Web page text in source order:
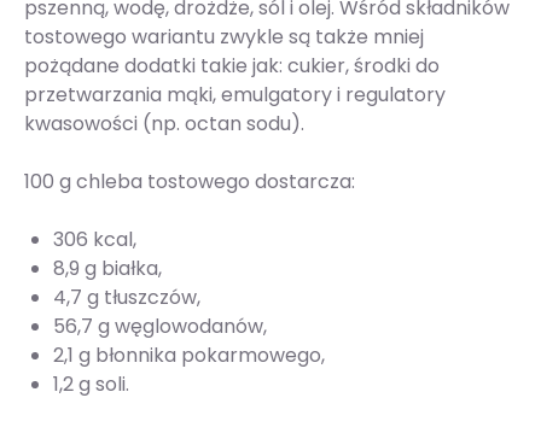
pszenną, wodę, drożdże, sól i olej. Wśród składników
tostowego wariantu zwykle są także mniej
pożądane dodatki takie jak: cukier, środki do
przetwarzania mąki, emulgatory i regulatory
kwasowości (np. octan sodu).
100 g chleba tostowego dostarcza:
306 kcal,
8,9 g białka,
4,7 g tłuszczów,
56,7 g węglowodanów,
2,1 g błonnika pokarmowego,
1,2 g soli.